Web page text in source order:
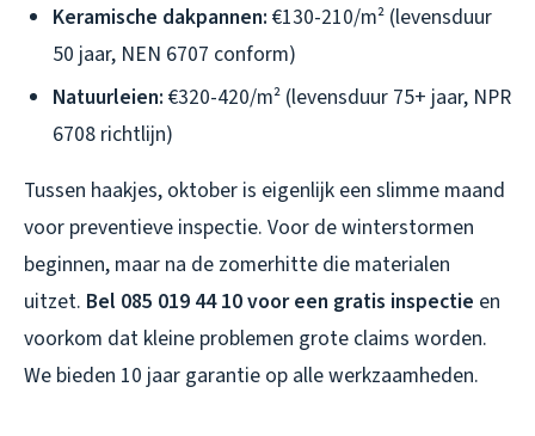
Keramische dakpannen: €130-210/m² (levensduur
50 jaar, NEN 6707 conform)
Natuurleien: €320-420/m² (levensduur 75+ jaar, NPR
6708 richtlijn)
Tussen haakjes, oktober is eigenlijk een slimme maand
voor preventieve inspectie. Voor de winterstormen
beginnen, maar na de zomerhitte die materialen
uitzet. Bel 085 019 44 10 voor een gratis inspectie en
voorkom dat kleine problemen grote claims worden.
We bieden 10 jaar garantie op alle werkzaamheden.